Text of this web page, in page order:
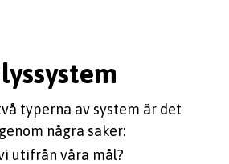
typerna av system är det
några saker:
utifrån våra mål?